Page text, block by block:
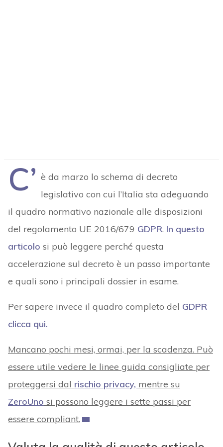
C’ è da marzo lo schema di decreto
legislativo con cui l’Italia sta adeguando
il quadro normativo nazionale alle disposizioni
del regolamento UE 2016/679 GDPR. In questo
articolo si può leggere perché questa
accelerazione sul decreto è un passo importante
e quali sono i principali dossier in esame.
Per sapere invece il quadro completo del GDPR
clicca qui.
Mancano pochi mesi, ormai, per la scadenza. Può
essere utile vedere le linee guida consigliate per
proteggersi dal rischio privacy, mentre su
ZeroUno si possono leggere i sette passi per
essere compliant.